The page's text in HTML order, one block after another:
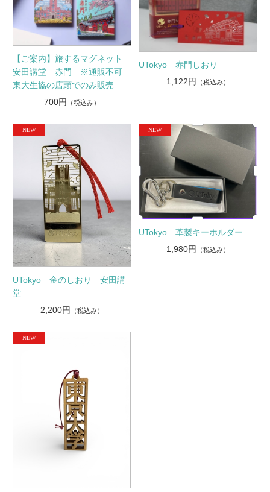
【ご案内】旅するマグネット
安田講堂 赤門 ※通販不可
東大生協の店頭でのみ販売
700円
（税込み）
UTokyo 赤門しおり
1,122円
（税込み）
UTokyo 金のしおり 安田講
堂
2,200円
（税込み）
UTokyo 革製キーホルダー
1,980円
（税込み）